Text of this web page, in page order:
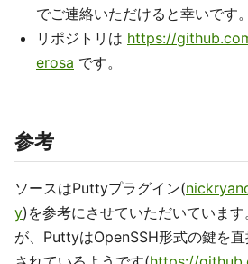
でご連絡いただけると幸いです。
リポジトリは https://
erosa です。
参考
ソースはPuttyプラグイン(
y)を参考にさせていただいています
が、PuttyはOpenSSH形式の鍵を